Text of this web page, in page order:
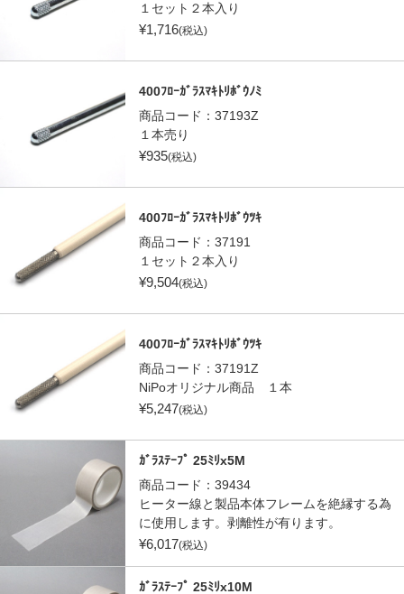
１セット２本入り
¥1,716(税込)
400ﾌﾛｰｶﾞﾗｽﾏｷﾄﾘﾎﾞｳﾉﾐ
商品コード： 37193Z
１本売り
¥935(税込)
400ﾌﾛｰｶﾞﾗｽﾏｷﾄﾘﾎﾞｳﾂｷ
商品コード： 37191
１セット２本入り
¥9,504(税込)
400ﾌﾛｰｶﾞﾗｽﾏｷﾄﾘﾎﾞｳﾂｷ
商品コード： 37191Z
NiPoオリジナル商品 １本
¥5,247(税込)
ｶﾞﾗｽﾃｰﾌﾟ 25ﾐﾘx5M
商品コード： 39434
ヒーター線と製品本体フレームを絶縁する為
に使用します。剥離性が有ります。
¥6,017(税込)
ｶﾞﾗｽﾃｰﾌﾟ 25ﾐﾘx10M